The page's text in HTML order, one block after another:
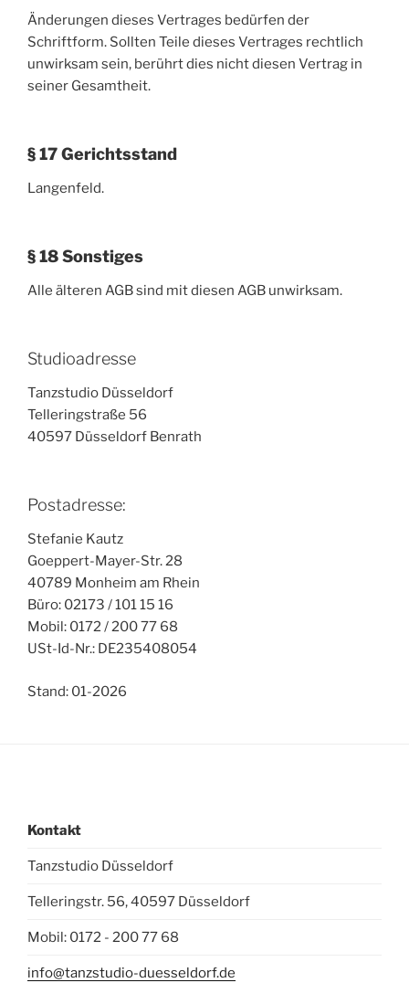
Änderungen dieses Vertrages bedürfen der
Schriftform. Sollten Teile dieses Vertrages rechtlich
unwirksam sein, berührt dies nicht diesen Vertrag in
seiner Gesamtheit.
§ 17 Gerichtsstand
Langenfeld.
§ 18 Sonstiges
Alle älteren AGB sind mit diesen AGB unwirksam.
Studioadresse
Tanzstudio Düsseldorf
Telleringstraße 56
40597 Düsseldorf Benrath
Postadresse:
Stefanie Kautz
Goeppert-Mayer-Str. 28
40789 Monheim am Rhein
Büro: 02173 / 101 15 16
Mobil: 0172 / 200 77 68
USt-Id-Nr.: DE235408054
Stand: 01-2026
Kontakt
Tanzstudio Düsseldorf
Telleringstr. 56, 40597 Düsseldorf
Mobil: 0172 - 200 77 68
info@tanzstudio-duesseldorf.de